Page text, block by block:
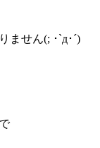
ません(; ･`д･´)